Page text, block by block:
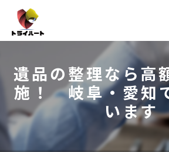
遺品の整理なら高
施！ 岐阜・愛知
います